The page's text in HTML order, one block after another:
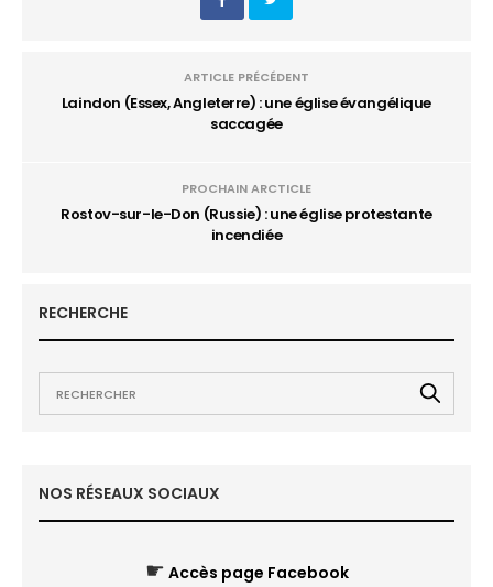
ARTICLE PRÉCÉDENT
Laindon (Essex, Angleterre) : une église évangélique
saccagée
PROCHAIN ARCTICLE
Rostov-sur-le-Don (Russie) : une église protestante
incendiée
RECHERCHE
NOS RÉSEAUX SOCIAUX
☛ Accès page Facebook